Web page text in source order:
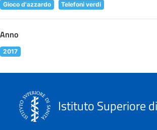
Gioco d'azzardo Telefoni verdi
Anno
2017
Istituto Superiore